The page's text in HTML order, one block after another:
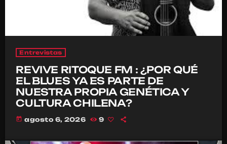
Entrevistas
REVIVE RITOQUE FM : ¿POR QUÉ
EL BLUES YA ES PARTE DE
NUESTRA PROPIA GENÉTICA Y
CULTURA CHILENA?
today agosto 6, 2026 9